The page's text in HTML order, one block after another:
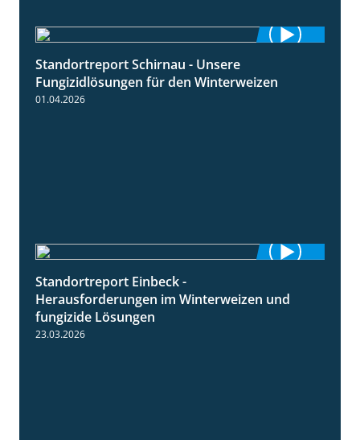
Standortreport Schirnau - Unsere
Fungizidlösungen für den Winterweizen
01.04.2026
Standortreport Einbeck -
Herausforderungen im Winterweizen und
fungizide Lösungen
23.03.2026